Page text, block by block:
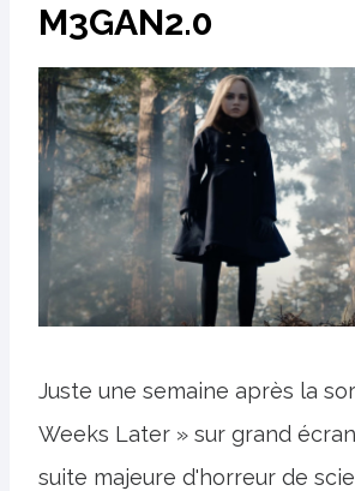
M3GAN2.0
Juste une semaine après la
Weeks Later » sur grand
suite majeure d'horreur de